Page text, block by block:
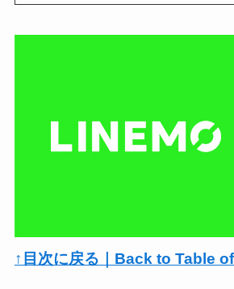
↑目次に戻る｜Back to Table